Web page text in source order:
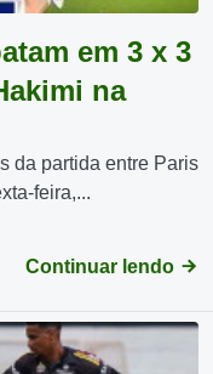
em 3 x 3
na
da partida entre Paris
feira,...
Continuar lendo